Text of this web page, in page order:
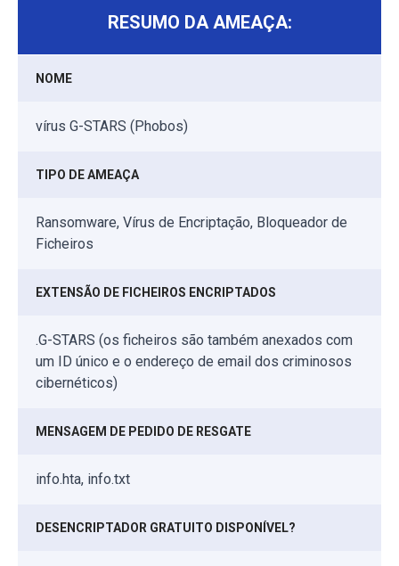
RESUMO DA AMEAÇA:
NOME
vírus G-STARS (Phobos)
TIPO DE AMEAÇA
Ransomware, Vírus de Encriptação, Bloqueador de
Ficheiros
EXTENSÃO DE FICHEIROS ENCRIPTADOS
.G-STARS (os ficheiros são também anexados com
um ID único e o endereço de email dos criminosos
cibernéticos)
MENSAGEM DE PEDIDO DE RESGATE
info.hta, info.txt
DESENCRIPTADOR GRATUITO DISPONÍVEL?